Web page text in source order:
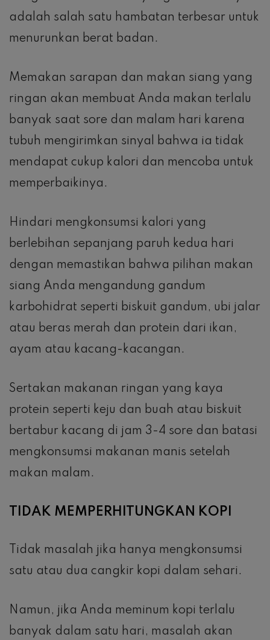
adalah salah satu hambatan terbesar untuk
menurunkan berat badan.
Memakan sarapan dan makan siang yang
ringan akan membuat Anda makan terlalu
banyak saat sore dan malam hari karena
tubuh mengirimkan sinyal bahwa ia tidak
mendapat cukup kalori dan mencoba untuk
memperbaikinya.
Hindari mengkonsumsi kalori yang
berlebihan sepanjang paruh kedua hari
dengan memastikan bahwa pilihan makan
siang Anda mengandung gandum
karbohidrat seperti biskuit gandum, ubi jalar
atau beras merah dan protein dari ikan,
ayam atau kacang-kacangan.
Sertakan makanan ringan yang kaya
protein seperti keju dan buah atau biskuit
bertabur kacang di jam 3-4 sore dan batasi
mengkonsumsi makanan manis setelah
makan malam.
TIDAK MEMPERHITUNGKAN KOPI
Tidak masalah jika hanya mengkonsumsi
satu atau dua cangkir kopi dalam sehari.
Namun, jika Anda meminum kopi terlalu
banyak dalam satu hari, masalah akan